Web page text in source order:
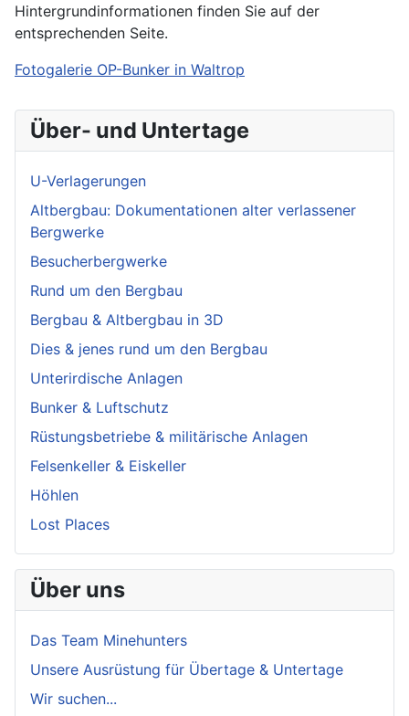
Hintergrundinformationen finden Sie auf der
entsprechenden Seite.
Fotogalerie OP-Bunker in Waltrop
Über- und Untertage
U-Verlagerungen
Altbergbau: Dokumentationen alter verlassener
Bergwerke
Besucherbergwerke
Rund um den Bergbau
Bergbau & Altbergbau in 3D
Dies & jenes rund um den Bergbau
Unterirdische Anlagen
Bunker & Luftschutz
Rüstungsbetriebe & militärische Anlagen
Felsenkeller & Eiskeller
Höhlen
Lost Places
Über uns
Das Team Minehunters
Unsere Ausrüstung für Übertage & Untertage
Wir suchen...